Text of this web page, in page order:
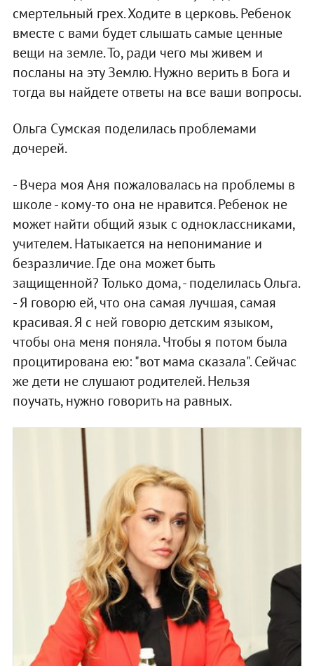
смертельный грех. Ходите в церковь. Ребенок
вместе с вами будет слышать самые ценные
вещи на земле. То, ради чего мы живем и
посланы на эту Землю. Нужно верить в Бога и
тогда вы найдете ответы на все ваши вопросы.
Ольга Сумская поделилась проблемами
дочерей.
- Вчера моя Аня пожаловалась на проблемы в
школе - кому-то она не нравится. Ребенок не
может найти общий язык с одноклассниками,
учителем. Натыкается на непонимание и
безразличие. Где она может быть
защищенной? Только дома, - поделилась Ольга.
- Я говорю ей, что она самая лучшая, самая
красивая. Я с ней говорю детским языком,
чтобы она меня поняла. Чтобы я потом была
процитирована ею: "вот мама сказала". Сейчас
же дети не слушают родителей. Нельзя
поучать, нужно говорить на равных.